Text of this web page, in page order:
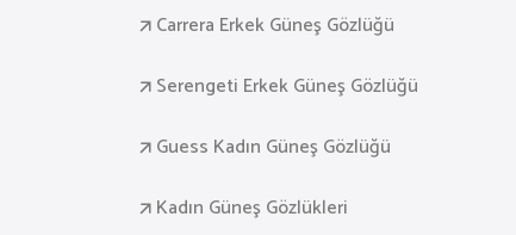
Carrera Erkek Güneş Gözlüğü
Serengeti Erkek Güneş Gözlüğü
Guess Kadın Güneş Gözlüğü
Kadın Güneş Gözlükleri